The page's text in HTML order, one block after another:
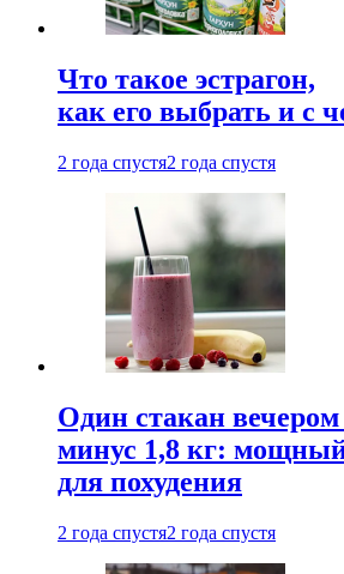
Что такое эстрагон,
как его выбрать и с
2 года спустя2 года спустя
Один стакан
минус 1,8 кг:
для похудения
2 года спустя2 года спустя